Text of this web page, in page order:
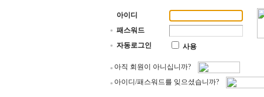
아이디
패스워드
자동로그인
사용
아직 회원이 아니십니까?
아이디/패스워드를 잊으셨습니까?